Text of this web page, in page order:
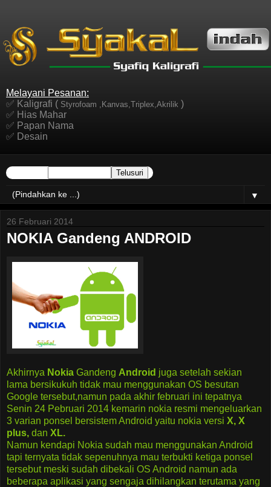
Melayani Pesanan:
✅ Kaligrafi ( Styrofoam ,Kanvas,Triplex,Akrilik )
✅ Hias Mahar
✅ Papan Nama
✅ Desain
▼
26 Februari 2014
NOKIA Gandeng ANDROID
Akhirnya Nokia Gandeng Android juga setelah sekian
lama bersikukuh tidak mau menggunakan OS besutan
Google tersebut,namun pada akhir februari ini tepatnya
Senin 24 Pebruari 2014 kemarin nokia resmi mengeluarkan
3 varian ponsel bersistem Android yaitu nokia versi X, X
plus, dan XL.
Namun kendapi Nokia sudah mau menggunakan Android
tapi ternyata tidak sepenuhnya mau terbukti ketiga ponsel
tersebut meski sudah dibekali OS Android namun ada
beberapa aplikasi yang sengaja dihilangkan terutama yang